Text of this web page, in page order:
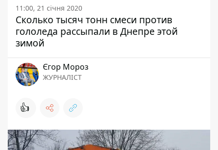
11:00, 21 січня 2020
Сколько тысяч тонн смеси против
гололеда рассыпали в Днепре этой
зимой
Єгор Мороз
ЖУРНАЛІСТ
👍